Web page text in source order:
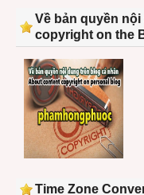
Về bản quyền
copyright on the
Time Zone